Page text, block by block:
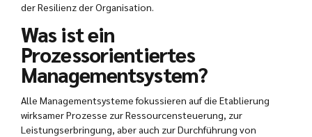
der Resilienz der Organisation.
Was ist ein
Prozessorientiertes
Managementsystem?
Alle Managementsysteme fokussieren auf die Etablierung
wirksamer Prozesse zur Ressourcensteuerung, zur
Leistungserbringung, aber auch zur Durchführung von